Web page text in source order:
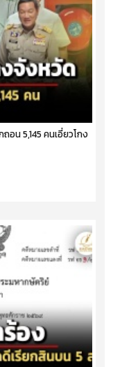
อน 5,145 คนเอี่ยวโกง